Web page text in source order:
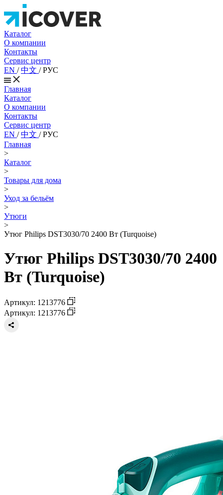
Каталог
О компании
Контакты
Сервис центр
EN /中文 /РУС
Главная
Каталог
О компании
Контакты
Сервис центр
EN /中文 /РУС
Главная
>
Каталог
>
Товары для дома
>
Уход за бельём
>
Утюги
>
Утюг Philips DST3030/70 2400 Вт (Turquoise)
Утюг Philips DST3030/70 2400
Вт (Turquoise)
Артикул: 1213776
Артикул: 1213776